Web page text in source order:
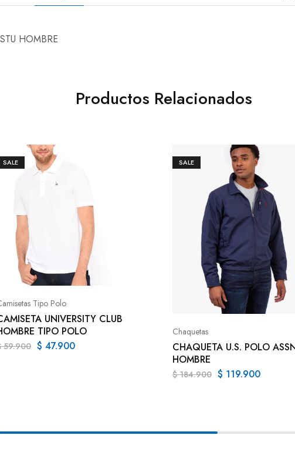
HOMBRE
Productos Relacionados
SALE
Tipo Polo
UNIVERSITY CLUB
TIPO POLO
59.900 $ 47.900
SALE
Chaquetas
CHAQUETA U.S. POLO
HOMBRE
$184.900 $ 119.900